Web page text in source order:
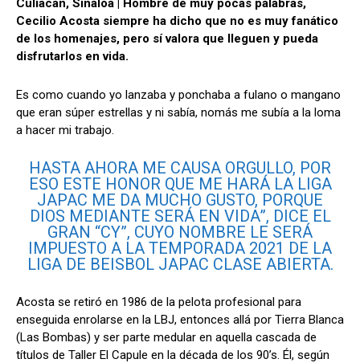
at
s
A
p
p
ce
b
o
o
k
e
gr
m
ail m
p
tir
Culiacán, Sinaloa | Hombre de muy pocas palabras,
Cecilio Acosta siempre ha dicho que no es muy fanático
de los homenajes, pero sí valora que lleguen y pueda
disfrutarlos en vida.
Es como cuando yo lanzaba y ponchaba a fulano o mangano
que eran súper estrellas y ni sabía, nomás me subía a la loma
a hacer mi trabajo.
HASTA AHORA ME CAUSA ORGULLO, POR
ESO ESTE HONOR QUE ME HARÁ LA LIGA
JAPAC ME DA MUCHO GUSTO, PORQUE
DIOS MEDIANTE SERÁ EN VIDA”, DICE EL
GRAN “CY”, CUYO NOMBRE LE SERÁ
IMPUESTO A LA TEMPORADA 2021 DE LA
LIGA DE BEISBOL JAPAC CLASE ABIERTA.
Acosta se retiró en 1986 de la pelota profesional para
enseguida enrolarse en la LBJ, entonces allá por Tierra Blanca
(Las Bombas) y ser parte medular en aquella cascada de
títulos de Taller El Capule en la década de los 90’s. Él, según